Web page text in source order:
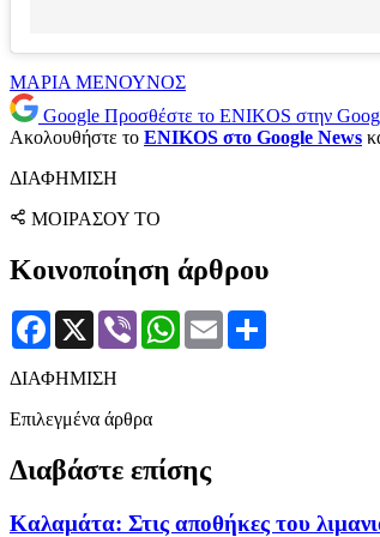
ΜΑΡΙΑ ΜΕΝΟΥΝΟΣ
Google Προσθέστε το ENIKOS στην
Ακολουθήστε το ENIKOS στο Google News
ΔΙΑΦΗΜΙΣΗ
ΜΟΙΡΑΣΟΥ ΤΟ
Κοινοποίηση άρθρου
Facebook
X Viber WhatsApp
Email
ΔΙΑΦΗΜΙΣΗ
Επιλεγμένα άρθρα
Διαβάστε επίσης
Καλαμάτα: Στις αποθήκες του